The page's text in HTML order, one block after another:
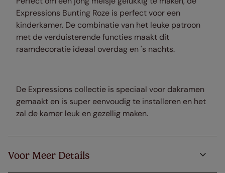
Expressions Bunting Roze is perfect voor een
kinderkamer. De combinatie van het leuke patroon
met de verduisterende functies maakt dit
raamdecoratie ideaal overdag en 's nachts.
De Expressions collectie is speciaal voor dakramen
gemaakt en is super eenvoudig te installeren en het
zal de kamer leuk en gezellig maken.
Voor Meer Details